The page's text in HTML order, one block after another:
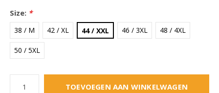
Size: *
38 / M 42 / XL 44 / XXL 46 / 3XL 48 / 4XL
50 / 5XL
TOEVOEGEN AAN WINKELWAGEN